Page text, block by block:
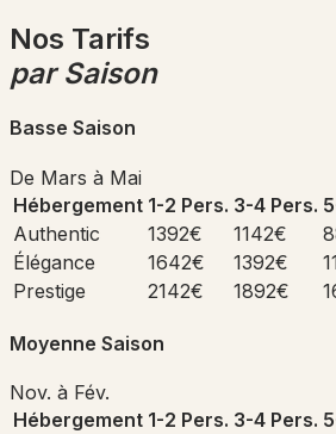
Nos Tarifs
par Saison
Basse Saison
De Mars à Mai
Hébergement 1-2 Pers. 3-4 Pers.
Authentic
1392€ 1142€
Élégance
1642€ 1392€
Prestige
2142€ 1892€
Moyenne Saison
Nov. à Fév.
Hébergement 1-2 Pers. 3-4 Pers.